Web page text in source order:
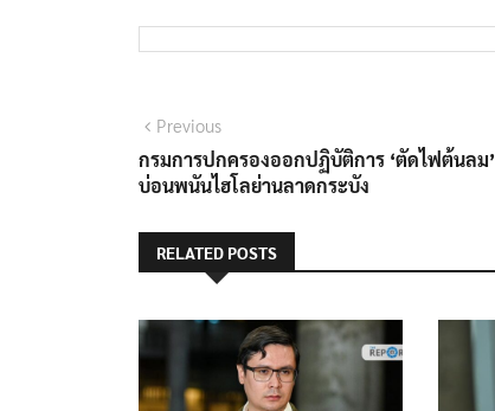
แนะแนว
เรื่อง
PreviousPrevious
post:
กรมการปกครองออกปฏิบัติการ ‘ตัดไฟต้นลม’
บ่อนพนันไฮโลย่านลาดกระบัง
RELATED POSTS